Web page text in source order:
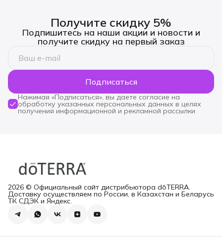
Получите скидку 5%
Подпишитесь на наши акции и новости и
получите скидку на первый заказ
Подписаться
Нажимая «Подписаться», вы даете согласие на
обработку указанных персональных данных в целях
получения информационной и рекламной рассылки
2026 © Официальный сайт дистрибьютора dōTERRA.
Доставку осуществляем по России, в Казахстан и Беларусь
ТК СДЭК и Яндекс.